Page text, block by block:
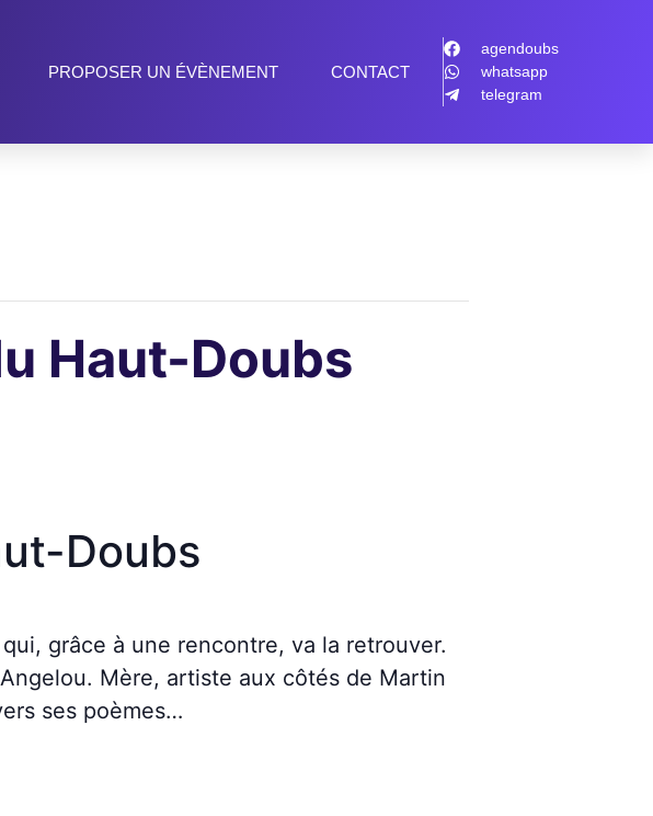
PROPOSER UN ÉVÈNEMENT CONTACT
agendoubs
whatsapp
telegram
Haut-Doubs
Doubs
grâce à une rencontre, va la retrouver.
Mère, artiste aux côtés de Martin
ses poèmes…